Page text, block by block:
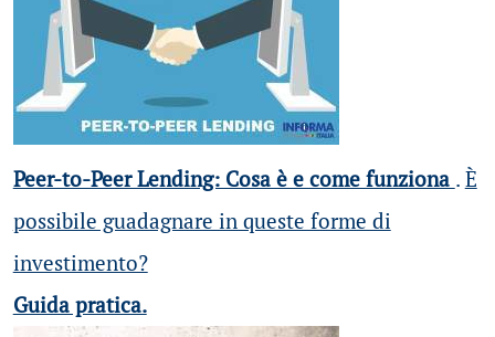
Peer-to-Peer Lending: Cosa è e come funziona . È
possibile guadagnare in queste forme di
investimento?
Guida pratica.